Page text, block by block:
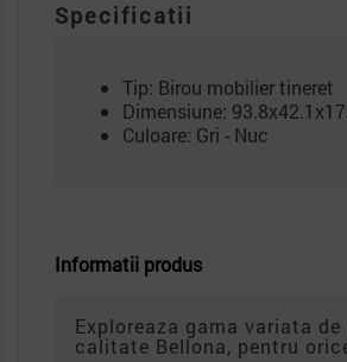
Specificatii
Tip: Birou mobilier tineret
Dimensiune:
Culoare: Gri - Nuc
Informatii produs
Exploreaza gama variata
calitate Bellona, pentru